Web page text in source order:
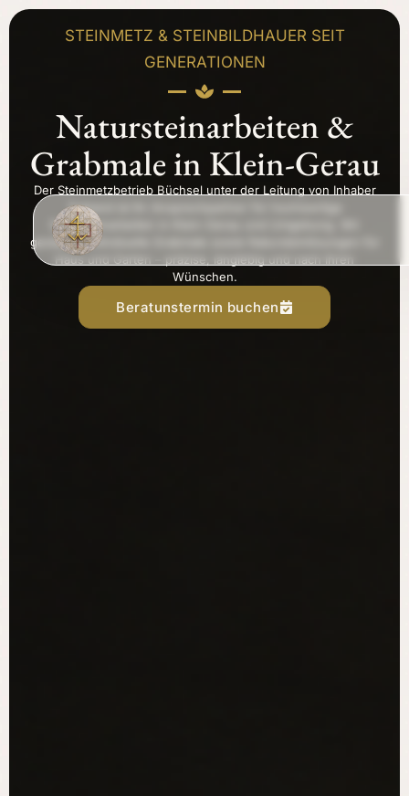
STEINMETZ & STEINBILDHAUER SEIT
GENERATIONEN
Natursteinarbeiten &
Grabmale in Klein-Gerau
Der Steinmetzbetrieb Büchsel unter der Leitung von Inhaber
Traband ist Ihr Ansprechpartner für hochwertige
Natursteinarbeiten in Klein-Gerau und Umgebung. Wir
gestalten individuelle Grabmale sowie Natursteinlösungen für
Haus und Garten – präzise, langlebig und nach Ihren
Wünschen.
Beratunstermin buchen